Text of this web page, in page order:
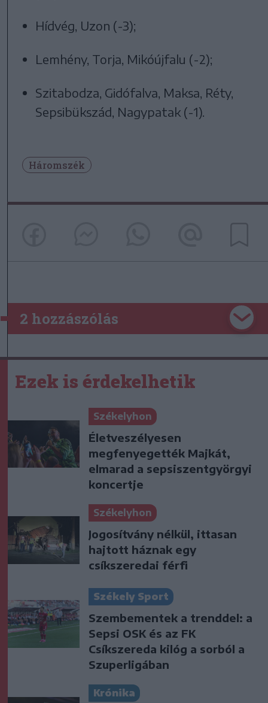
Hídvég, Uzon (-3);
Lemhény, Torja, Mikóújfalu (-2);
Szitabodza, Gidófalva, Maksa, Réty,
Sepsibükszád, Nagypatak (-1).
Háromszék
2 hozzászólás
Ezek is érdekelhetik
Székelyhon
Életveszélyesen
megfenyegették Majkát,
elmarad a sepsiszentgyörgyi
koncertje
Székelyhon
Jogosítvány nélkül, ittasan
hajtott háznak egy
csíkszeredai férfi
Székely Sport
Szembementek a trenddel: a
Sepsi OSK és az FK
Csíkszereda kilóg a sorból a
Szuperligában
Krónika